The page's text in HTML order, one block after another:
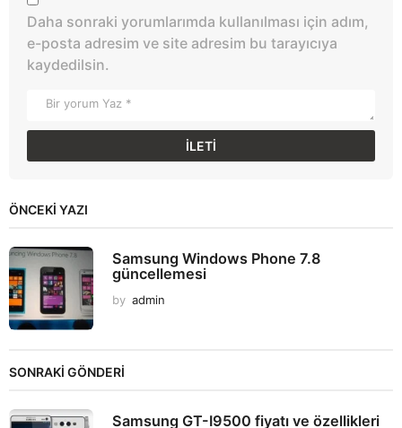
Daha sonraki yorumlarımda kullanılması için adım,
e-posta adresim ve site adresim bu tarayıcıya
kaydedilsin.
ÖNCEKI YAZI
Samsung Windows Phone 7.8
güncellemesi
by admin
SONRAKİ GÖNDERİ
Samsung GT-I9500 fiyatı ve özellikleri